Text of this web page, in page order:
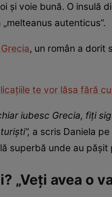
și voie bună. O insulă
autenticus”.
, un român a dorit
te vor lăsa fără
iubesc Grecia, fiți
a scris Daniela
superbă unde au pășit
„Veți avea o